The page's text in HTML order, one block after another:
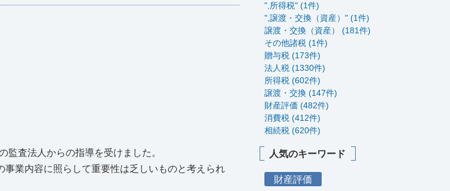
査法人からの指導を受けました。
業内容に照らして重要性は乏しいものと考えられ
",所得税" (1件)
",譲渡・交換（資産）" (1件)
譲渡・交換（資産） (181件)
その他諸税 (1件)
贈与税 (173件)
法人税 (1330件)
所得税 (602件)
譲渡・交換 (147件)
財産評価 (482件)
消費税 (412件)
相続税 (620件)
人気のキーワード
財産評価